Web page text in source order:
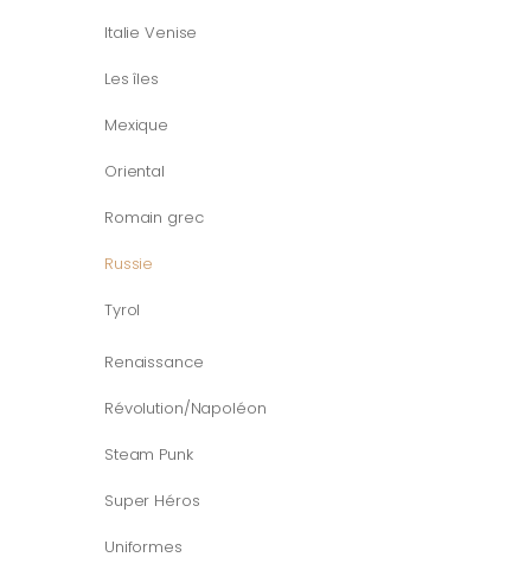
Italie Venise
Les îles
Mexique
Oriental
Romain grec
Russie
Tyrol
Renaissance
Révolution/Napoléon
Steam Punk
Super Héros
Uniformes